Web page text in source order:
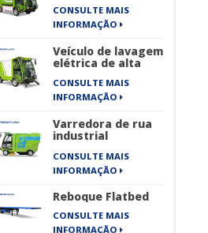
CONSULTE MAIS
INFORMAÇÃO
Veículo de lavagem
elétrica de alta
CONSULTE MAIS
INFORMAÇÃO
Varredora de rua
industrial
elétrica de quatro
rodas New Energy
CONSULTE MAIS
INFORMAÇÃO
Reboque Flatbed
CONSULTE MAIS
INFORMAÇÃO